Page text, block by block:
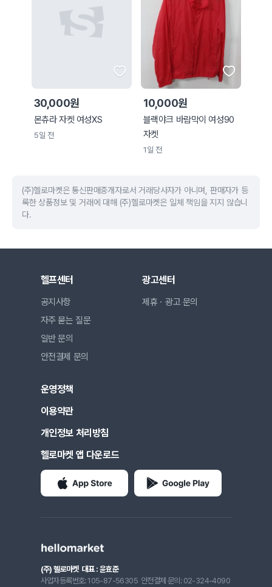
30,000원
몬츄라 자켓 여성XS
5일 전
10,000원
블랙야크 바람막이 여성90
자켓
1일 전
(주)헬로마켓은 통신판매중개자로서 거래당사자가 아니며, 판매자가 등
록한 상품정보 및 거래에 대해 (주)헬로마켓은 일체 책임을 지지 않습니
다.
헬프센터
공지사항
자주 묻는 질문
일반 문의
안전결제 문의
광고센터
제휴ㆍ광고 문의
운영정책
이용약관
개인정보 처리방침
헬로마켓 앱 다운로드
(주) 헬로마켓 대표 : 윤효준
사업자등록번호: 105-87-56305 안전결제 문의: 02-324-4090